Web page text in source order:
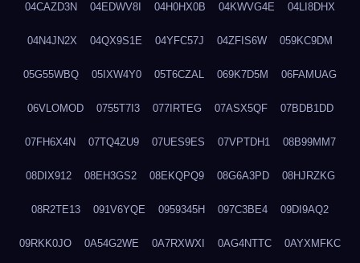
04CAZD3N 04EDWV8I 04H0HX0B 04KWVG4E 04LI8DHX
04N4JN2X 04QX9S1E 04YFC57J 04ZFIS6W 059KC9DM
05G55WBQ 05IXW4Y0 05T6CZAL 069K7D5M 06FAMUAG
06VLOMOD 0755T7I3 077IRTEG 07ASX5QF 07BDB1DD
07FH6X4N 07TQ4ZU9 07UES9ES 07VPTDH1 08B99MM7
08DIX912 08EH3GS2 08EKQPQ9 08G6A3PD 08HJRZKG
08R2TE13 091V6YQE 0959345H 097C3BE4 09DI9AQ2
09RKK0JO 0A54G2WE 0A7RXWXI 0AG4NTTC 0AYXMFKC